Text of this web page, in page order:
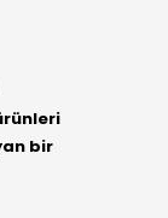
bir